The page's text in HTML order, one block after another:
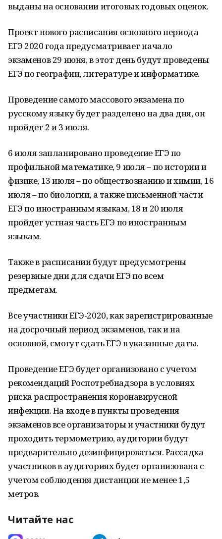
выданы на основании итоговых годовых оценок.
Проект нового расписания основного периода
ЕГЭ 2020 года предусматривает начало
экзаменов 29 июня, в этот день будут проведены
ЕГЭ по географии, литературе и информатике.
Проведение самого массового экзамена по
русскому языку будет разделено на два дня, он
пройдет 2 и 3 июля.
6 июля запланировано проведение ЕГЭ по
профильной математике, 9 июля – по истории и
физике, 13 июля – по обществознанию и химии, 16
июля – по биологии, а также письменной части
ЕГЭ по иностранным языкам, 18 и 20 июля
пройдет устная часть ЕГЭ по иностранным
языкам.
Также в расписании будут предусмотрены
резервные дни для сдачи ЕГЭ по всем
предметам.
Все участники ЕГЭ-2020, как зарегистрированные
на досрочный период экзаменов, так и на
основной, смогут сдать ЕГЭ в указанные даты.
Проведение ЕГЭ будет организовано с учетом
рекомендаций Роспотребнадзора в условиях
риска распространения коронавирусной
инфекции. На входе в пункты проведения
экзаменов все организаторы и участники будут
проходить термометрию, аудитории будут
предварительно дезинфицироваться. Рассадка
участников в аудиториях будет организована с
учетом соблюдения дистанции не менее 1,5
метров.
Читайте нас